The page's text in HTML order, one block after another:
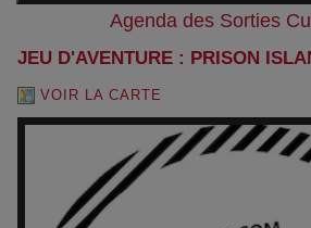
Agenda des Sorties
JEU D'AVENTURE : PRISON
VOIR LA CARTE